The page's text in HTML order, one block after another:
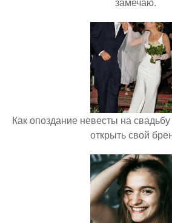
Как опоздание невесты на
открыть свой